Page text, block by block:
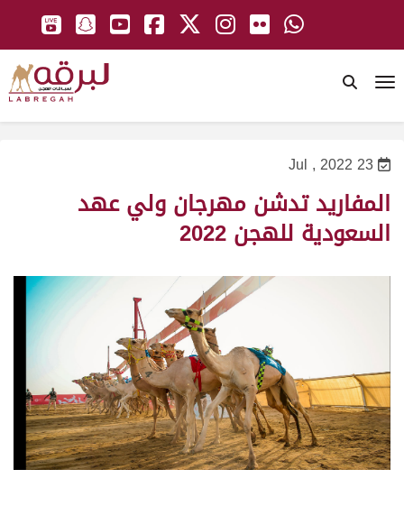
23 Jul , 2022
المفاريد تدشن مهرجان ولي عهد
السعودية للهجن 2022